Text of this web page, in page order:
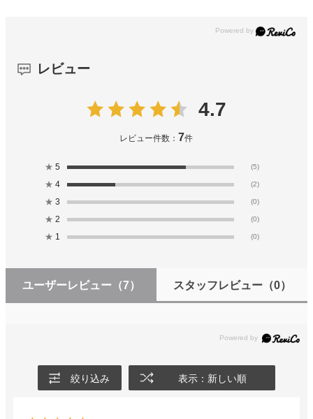
レビュー
4.7
レビュー件数： 7件
★ 5 (5)
★ 4 (2)
★ 3 (0)
★ 2 (0)
★ 1 (0)
ユーザーレビュー （7） スタッフレビュー（0）
絞り込み 表示：新しい順